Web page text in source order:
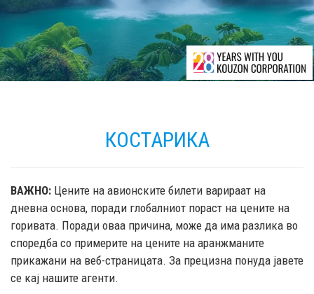
КОСТАРИКА
ВАЖНО: Цените на авионските билети варираат на
дневна основа, поради глобалниот пораст на цените на
горивата. Поради оваа причина, може да има разлика во
споредба со примерите на цените на аранжманите
прикажани на веб-страницата. За прецизна понуда јавете
се кај нашите агенти.